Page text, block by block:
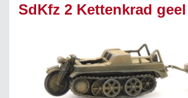
SdKfz 2 Kettenkrad geel